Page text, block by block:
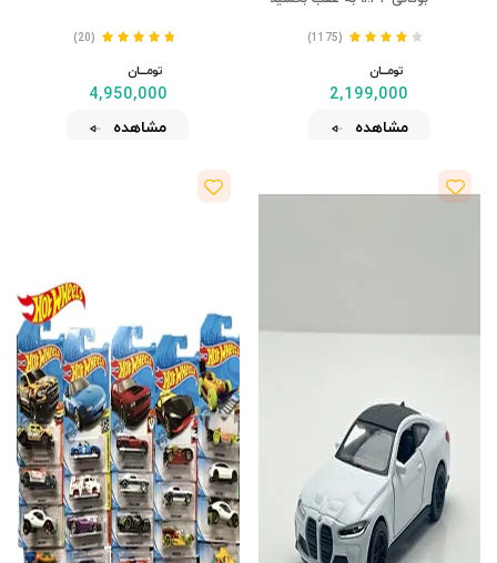
(1175)
تومــــــان
2,199,000
مشاهده
(20)
تومــــــان
4,950,000
مشاهده